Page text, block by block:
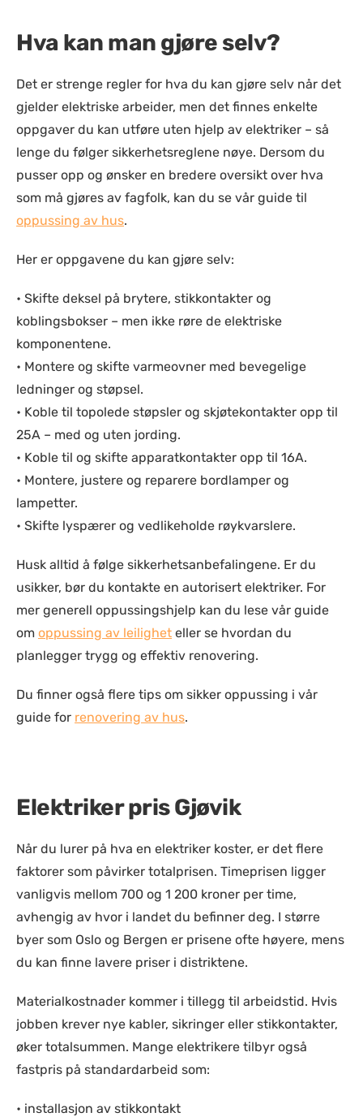
Hva kan man gjøre selv?
Det er strenge regler for hva du kan gjøre selv når det
gjelder elektriske arbeider, men det finnes enkelte
oppgaver du kan utføre uten hjelp av elektriker – så
lenge du følger sikkerhetsreglene nøye. Dersom du
pusser opp og ønsker en bredere oversikt over hva
som må gjøres av fagfolk, kan du se vår guide til
oppussing av hus.
Her er oppgavene du kan gjøre selv:
• Skifte deksel på brytere, stikkontakter og
koblingsbokser – men ikke røre de elektriske
komponentene.
• Montere og skifte varmeovner med bevegelige
ledninger og støpsel.
• Koble til topolede støpsler og skjøtekontakter opp til
25A – med og uten jording.
• Koble til og skifte apparatkontakter opp til 16A.
• Montere, justere og reparere bordlamper og
lampetter.
• Skifte lyspærer og vedlikeholde røykvarslere.
Husk alltid å følge sikkerhetsanbefalingene. Er du
usikker, bør du kontakte en autorisert elektriker. For
mer generell oppussingshjelp kan du lese vår guide
om oppussing av leilighet eller se hvordan du
planlegger trygg og effektiv renovering.
Du finner også flere tips om sikker oppussing i vår
guide for renovering av hus.
Elektriker pris Gjøvik
Når du lurer på hva en elektriker koster, er det flere
faktorer som påvirker totalprisen. Timeprisen ligger
vanligvis mellom 700 og 1 200 kroner per time,
avhengig av hvor i landet du befinner deg. I større
byer som Oslo og Bergen er prisene ofte høyere, mens
du kan finne lavere priser i distriktene.
Materialkostnader kommer i tillegg til arbeidstid. Hvis
jobben krever nye kabler, sikringer eller stikkontakter,
øker totalsummen. Mange elektrikere tilbyr også
fastpris på standardarbeid som:
• installasjon av stikkontakt